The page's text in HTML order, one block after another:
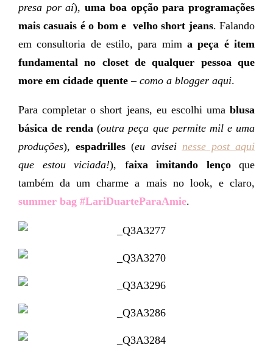
presa por aí),uma boa opção para programações
mais casuais é o bom e velho short jeans. Falando
em consultoria de estilo, para mim a peça é item
fundamental no closet de qualquer pessoa que
more em cidade quente – como a blogger aqui.
Para completar o short jeans, eu escolhi uma blusa
básica de renda (outra peça que permite mil e uma
produções),espadrilles (eu avisei nesse post aqui
que estou viciada!), faixa imitando lençoque
também da um charme a mais no look, e claro,
summer bag #LariDuarteParaAmie.